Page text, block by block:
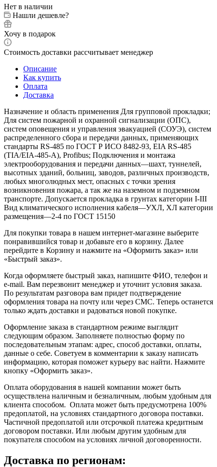
Нет в наличии
Нашли дешевле?
Хочу в подарок
Стоимость доставки рассчитывает менеджер
Описание
Как купить
Оплата
Доставка
Назначение и область применения Для групповой прокладки;
Для систем пожарной и охранной сигнализации (ОПС),
систем оповещения и управления эвакуацией (СОУЭ), систем
распределенного сбора и передачи данных, применяющих
стандарты RS-485 по ГОСТ Р ИСО 8482-93, EIA RS-485
(TIA/EIA-485-A), Profibus; Подключения и монтажа
электрооборудования и передачи данных—шахт, туннелей,
высотных зданий, больниц, заводов, различных производств,
любых многолюдных мест, опасных с точки зрения
возникновения пожара, а так же на наземном и подземном
транспорте. Допускается прокладка в грунтах категории I-III
Вид климатического исполнения кабеля—УХЛ, ХЛ категории
размещения—2-4 по ГОСТ 15150
Для покупки товара в нашем интернет-магазине выберите
понравившийся товар и добавьте его в корзину. Далее
перейдите в Корзину и нажмите на «Оформить заказ» или
«Быстрый заказ».
Когда оформляете быстрый заказ, напишите ФИО, телефон и
e-mail. Вам перезвонит менеджер и уточнит условия заказа.
По результатам разговора вам придет подтверждение
оформления товара на почту или через СМС. Теперь останется
только ждать доставки и радоваться новой покупке.
Оформление заказа в стандартном режиме выглядит
следующим образом. Заполняете полностью форму по
последовательным этапам: адрес, способ доставки, оплаты,
данные о себе. Советуем в комментарии к заказу написать
информацию, которая поможет курьеру вас найти. Нажмите
кнопку «Оформить заказ».
Оплата оборудования в нашей компании может быть
осуществлена наличным и безналичным, любым удобным для
клиента способом. Оплата может быть предусмотрена 100%
предоплатой, на условиях стандартного договора поставки.
Частичной предоплатой или отсрочкой платежа кредитным
договором поставки. Или любым другим удобным для
покупателя способом на условиях личной договоренности.
Доставка по регионам: